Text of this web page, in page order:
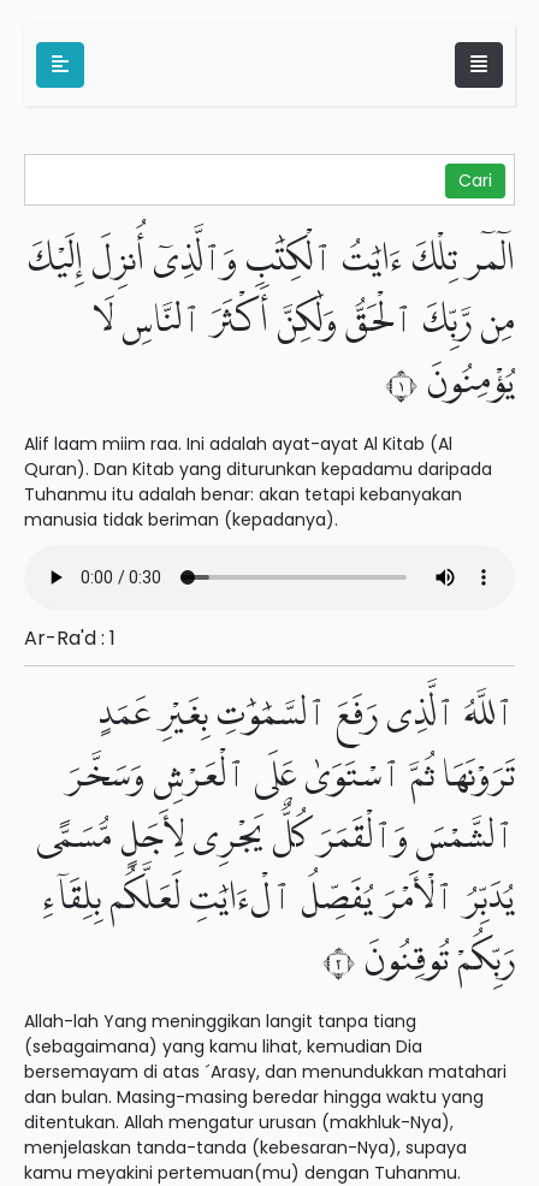
الٓمٓر تِلْكَ ءَايَٰتُ ٱلْكِتَٰبِ وَٱلَّذِىٓ أُنزِلَ إِلَيْكَ
مِن رَّبِّكَ ٱلْحَقُّ وَلَٰكِنَّ أَكْثَرَ ٱلنَّاسِ لَا
يُؤْمِنُونَ ١
Alif laam miim raa. Ini adalah ayat-ayat Al Kitab (Al
Quran). Dan Kitab yang diturunkan kepadamu daripada
Tuhanmu itu adalah benar: akan tetapi kebanyakan
manusia tidak beriman (kepadanya).
Ar-Ra'd : 1
ٱللَّهُ ٱلَّذِى رَفَعَ ٱلسَّمَٰوَٰتِ بِغَيْرِ عَمَدٍ
تَرَوْنَهَا ثُمَّ ٱسْتَوَىٰ عَلَى ٱلْعَرْشِ وَسَخَّرَ
ٱلشَّمْسَ وَٱلْقَمَرَ كُلٌّ يَجْرِى لِأَجَلٍ مُّسَمًّى
يُدَبِّرُ ٱلْأَمْرَ يُفَصِّلُ ٱلْءَايَٰتِ لَعَلَّكُم بِلِقَآءِ
رَبِّكُمْ تُوقِنُونَ ٢
Allah-lah Yang meninggikan langit tanpa tiang
(sebagaimana) yang kamu lihat, kemudian Dia
bersemayam di atas ´Arasy, dan menundukkan matahari
dan bulan. Masing-masing beredar hingga waktu yang
ditentukan. Allah mengatur urusan (makhluk-Nya),
menjelaskan tanda-tanda (kebesaran-Nya), supaya
kamu meyakini pertemuan(mu) dengan Tuhanmu.